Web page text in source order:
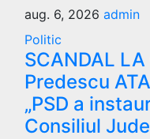
aug. 6, 2026 admin
Politic
SCANDAL
Predescu
„PSD a
Consiliul